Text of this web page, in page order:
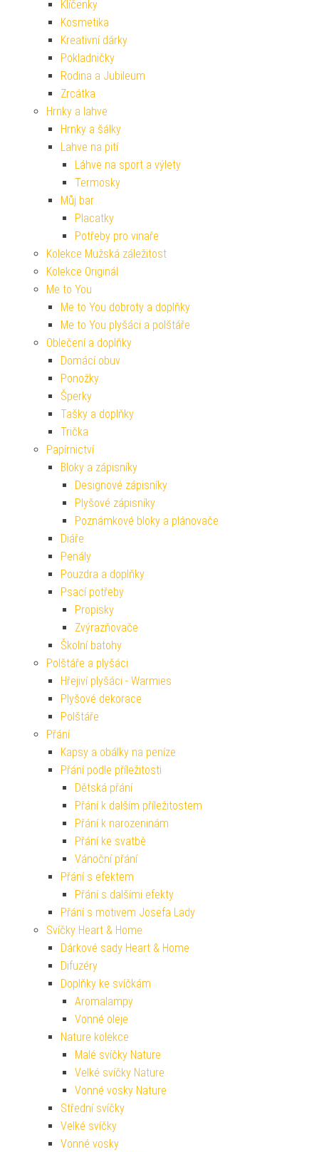
Klíčenky
Kosmetika
Kreativní dárky
Pokladničky
Rodina a Jubileum
Zrcátka
Hrnky a lahve
Hrnky a šálky
Lahve na pití
Láhve na sport a výlety
Termosky
Můj bar
Placatky
Potřeby pro vinaře
Kolekce Mužská záležitost
Kolekce Originál
Me to You
Me to You dobroty a doplňky
Me to You plyšáci a polštáře
Oblečení a doplňky
Domácí obuv
Ponožky
Šperky
Tašky a doplňky
Trička
Papírnictví
Bloky a zápisníky
Designové zápisníky
Plyšové zápisníky
Poznámkové bloky a plánovače
Diáře
Penály
Pouzdra a doplňky
Psací potřeby
Propisky
Zvýrazňovače
Školní batohy
Polštáře a plyšáci
Hřejiví plyšáci - Warmies
Plyšové dekorace
Polštáře
Přání
Kapsy a obálky na peníze
Přání podle příležitosti
Dětská přání
Přání k dalším příležitostem
Přání k narozeninám
Přání ke svatbě
Vánoční přání
Přání s efektem
Přání s dalšími efekty
Přání s motivem Josefa Lady
Svíčky Heart & Home
Dárkové sady Heart & Home
Difuzéry
Doplňky ke svíčkám
Aromalampy
Vonné oleje
Nature kolekce
Malé svíčky Nature
Velké svíčky Nature
Vonné vosky Nature
Střední svíčky
Velké svíčky
Vonné vosky